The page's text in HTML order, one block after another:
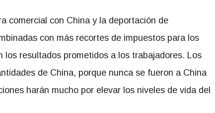
comercial con China y la deportación de
con más recortes de impuestos para los
resultados prometidos a los trabajadores. Los
de China, porque nunca se fueron a China
harán mucho por elevar los niveles de vida del